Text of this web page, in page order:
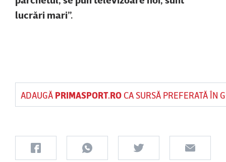
lucrări mari”.
ADAUGĂ PRIMASPORT.ROCA SURSĂ PREFERATĂ ÎN